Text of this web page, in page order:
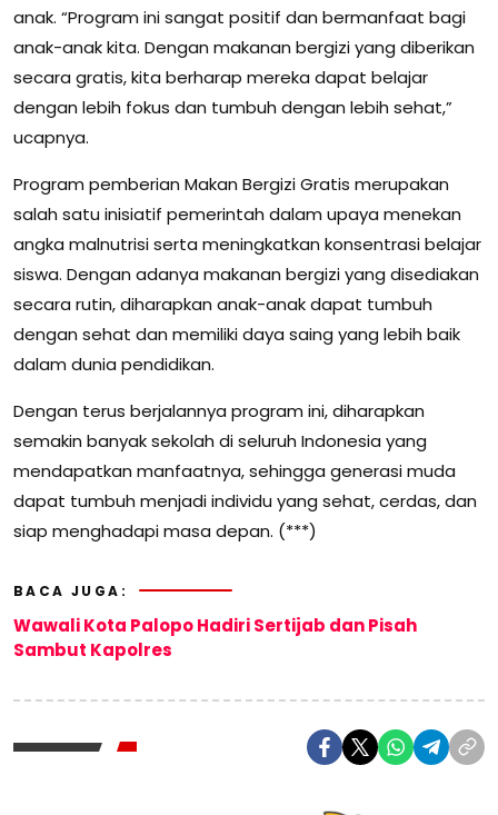
anak. “Program ini sangat positif dan bermanfaat bagi
anak-anak kita. Dengan makanan bergizi yang diberikan
secara gratis, kita berharap mereka dapat belajar
dengan lebih fokus dan tumbuh dengan lebih sehat,”
ucapnya.
Program pemberian Makan Bergizi Gratis merupakan
salah satu inisiatif pemerintah dalam upaya menekan
angka malnutrisi serta meningkatkan konsentrasi belajar
siswa. Dengan adanya makanan bergizi yang disediakan
secara rutin, diharapkan anak-anak dapat tumbuh
dengan sehat dan memiliki daya saing yang lebih baik
dalam dunia pendidikan.
Dengan terus berjalannya program ini, diharapkan
semakin banyak sekolah di seluruh Indonesia yang
mendapatkan manfaatnya, sehingga generasi muda
dapat tumbuh menjadi individu yang sehat, cerdas, dan
siap menghadapi masa depan. (***)
BACA JUGA:
Wawali Kota Palopo Hadiri Sertijab dan Pisah
Sambut Kapolres